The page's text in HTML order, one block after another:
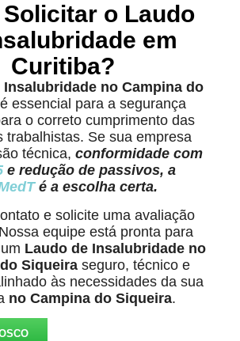
o Laudo
em
Curitiba?
Insalubridade no Campina do
essencial para a segurança
o correto cumprimento das
trabalhistas. Se sua empresa
técnica, conformidade com
e redução de passivos, a
é a escolha certa.
e solicite uma avaliação
equipe está pronta para
Laudo de Insalubridade no
Siqueiraseguro, técnico e
às necessidades da sua
no Campina do Siqueira.